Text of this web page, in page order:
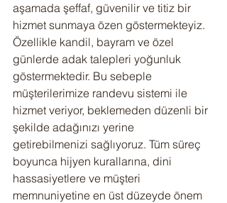
aşamada şeffaf, güvenilir ve titiz bir
hizmet sunmaya özen göstermekteyiz.
Özellikle kandil, bayram ve özel
günlerde adak talepleri yoğunluk
göstermektedir. Bu sebeple
müşterilerimize randevu sistemi ile
hizmet veriyor, beklemeden düzenli bir
şekilde adağınızı yerine
getirebilmenizi sağlıyoruz. Tüm süreç
boyunca hijyen kurallarına, dini
hassasiyetlere ve müşteri
memnuniyetine en üst düzeyde önem